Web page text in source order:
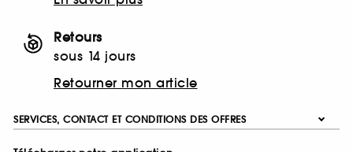
Retours
sous 14 jours
Retourner mon article
SERVICES, CONTACT ET CONDITIONS DES OFFRES